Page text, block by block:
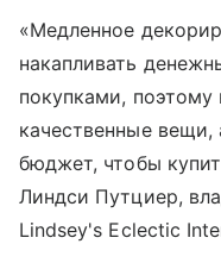
«Медленное
накапливать
покупками,
качественные вещи,
бюджет, чтобы
Линдси Путциер,
Lindsey's Eclectic